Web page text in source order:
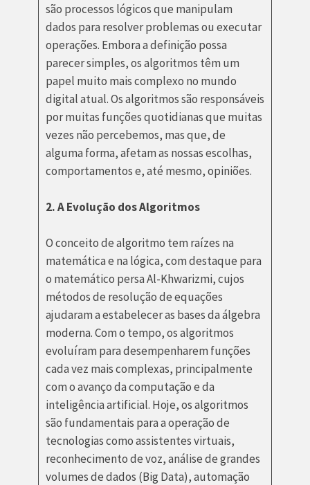
são processos lógicos que manipulam
dados para resolver problemas ou executar
operações. Embora a definição possa
parecer simples, os algoritmos têm um
papel muito mais complexo no mundo
digital atual. Os algoritmos são responsáveis
por muitas funções quotidianas que muitas
vezes não percebemos, mas que, de
alguma forma, afetam as nossas escolhas,
comportamentos e, até mesmo, opiniões.
2. A Evolução dos Algoritmos
O conceito de algoritmo tem raízes na
matemática e na lógica, com destaque para
o matemático persa Al-Khwarizmi, cujos
métodos de resolução de equações
ajudaram a estabelecer as bases da álgebra
moderna. Com o tempo, os algoritmos
evoluíram para desempenharem funções
cada vez mais complexas, principalmente
com o avanço da computação e da
inteligência artificial. Hoje, os algoritmos
são fundamentais para a operação de
tecnologias como assistentes virtuais,
reconhecimento de voz, análise de grandes
volumes de dados (Big Data), automação